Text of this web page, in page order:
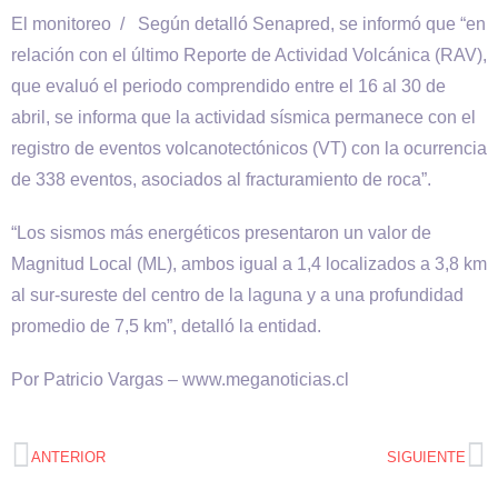
El monitoreo / Según detalló Senapred, se informó que “en
relación con el último Reporte de Actividad Volcánica (RAV),
que evaluó el periodo comprendido entre el 16 al 30 de
abril, se informa que la actividad sísmica permanece con el
registro de eventos volcanotectónicos (VT) con la ocurrencia
de 338 eventos, asociados al fracturamiento de roca”.
“Los sismos más energéticos presentaron un valor de
Magnitud Local (ML), ambos igual a 1,4 localizados a 3,8 km
al sur-sureste del centro de la laguna y a una profundidad
promedio de 7,5 km”, detalló la entidad.
Por Patricio Vargas – www.meganoticias.cl
ANTERIOR SIGUIENTE